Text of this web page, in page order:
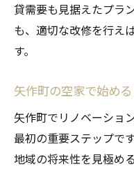
貸需要も見据えたプラ
も、適切な改修を行え
す。
矢作町の空家で始め
矢作町でリノベーショ
最初の重要ステップで
地域の将来性を見極め